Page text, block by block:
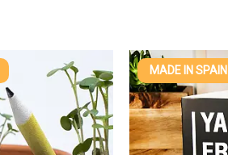
MADE IN SPAIN